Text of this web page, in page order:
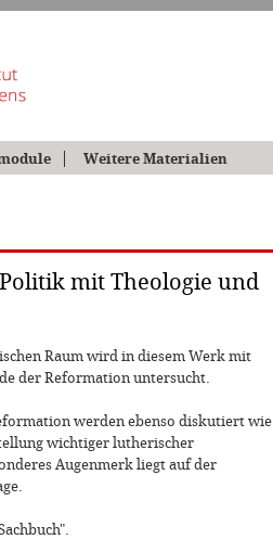
Weitere Materialien
mit Theologie und
Raum wird in diesem Werk mit
der Reformation untersucht.
werden ebenso diskutiert wie
wichtiger lutherischer
Augenmerk liegt auf der